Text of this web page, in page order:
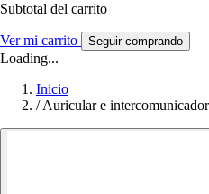
Subtotal del carrito
Ver mi carrito Seguir comprando
Loading...
Inicio
/ Auricular e